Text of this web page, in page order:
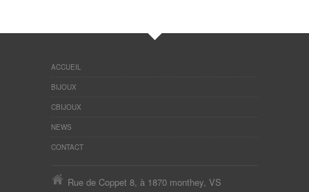
ACCUEIL
BIJOUX
CBIJOUX
NEWS
CONTACT
Rue de Coppet 8, à 1870 monthey, VS